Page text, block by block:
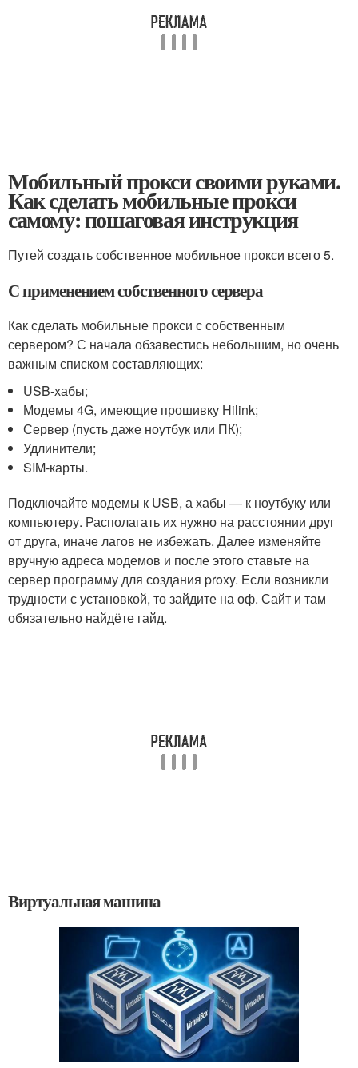
Мобильный прокси своими руками.
Как сделать мобильные прокси
самому: пошаговая инструкция
Путей создать собственное мобильное прокси всего 5.
С применением собственного сервера
Как сделать мобильные прокси с собственным
сервером? С начала обзавестись небольшим, но очень
важным списком составляющих:
USB-хабы;
Модемы 4G, имеющие прошивку Hilink;
Сервер (пусть даже ноутбук или ПК);
Удлинители;
SIM-карты.
Подключайте модемы к USB, а хабы — к ноутбуку или
компьютеру. Располагать их нужно на расстоянии друг
от друга, иначе лагов не избежать. Далее изменяйте
вручную адреса модемов и после этого ставьте на
сервер программу для создания proxy. Если возникли
трудности с установкой, то зайдите на оф. Сайт и там
обязательно найдёте гайд.
Виртуальная машина